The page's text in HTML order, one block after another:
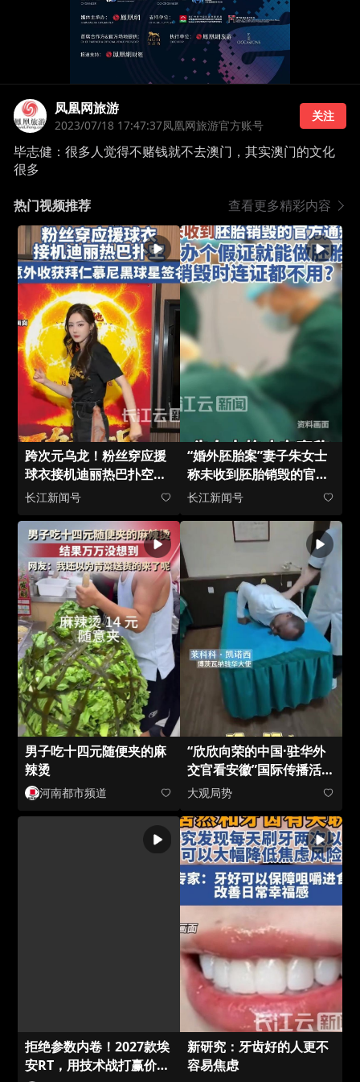
凤凰网旅游
2023/07/18 17:47:37凤凰网旅游官方账号
关注
毕志健：很多人觉得不赌钱就不去澳门，其实澳门的文化
很多
热门视频推荐 查看更多精彩内容
跨次元乌龙！粉丝穿应援
球衣接机迪丽热巴扑空，
意外收获拜仁慕尼黑球星
长江新闻号
“婚外胚胎案”妻子朱女士
称未收到胚胎销毁的官方
通知：“办个假证就能做胚
长江新闻号
男子吃十四元随便夹的麻
辣烫
河南都市频道
“欣欣向荣的中国·驻华外
交官看安徽”国际传播活动
走进黄山屯溪老街。外交
能，直呼“对对对！”#皖美
开新局##奔赴皖里读懂安
徽#
大观局势
拒绝参数内卷！2027款埃
安RT，用技术战打赢价格
新研究：牙齿好的人更不
容易焦虑